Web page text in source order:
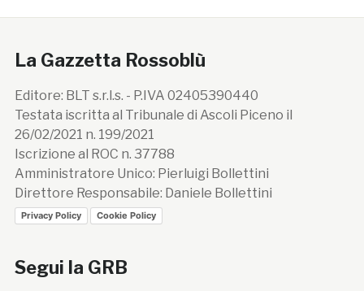
La Gazzetta Rossoblù
Editore: BLT s.r.l.s. - P.IVA 02405390440
Testata iscritta al Tribunale di Ascoli Piceno il
26/02/2021 n. 199/2021
Iscrizione al ROC n. 37788
Amministratore Unico: Pierluigi Bollettini
Direttore Responsabile: Daniele Bollettini
Privacy Policy Cookie Policy
Segui la GRB